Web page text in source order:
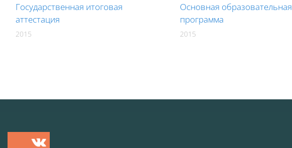
Государственная итоговая
аттестация
2015
Основная образовательная
программа
2015